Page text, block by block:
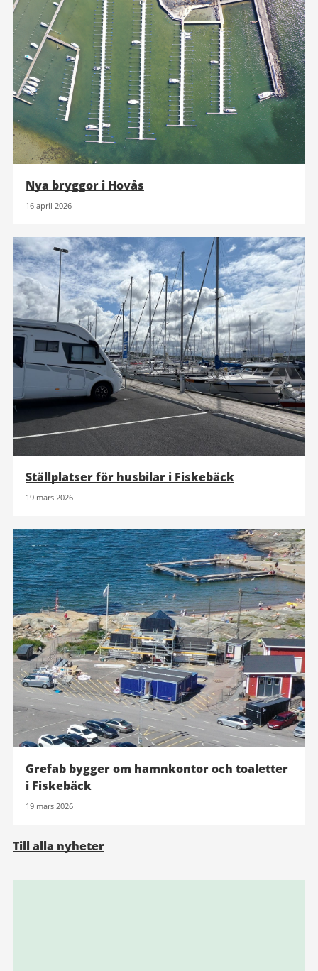
Nya bryggor i Hovås
16 april 2026
Ställplatser för husbilar i Fiskebäck
19 mars 2026
Grefab bygger om hamnkontor och toaletter
i Fiskebäck
19 mars 2026
Till alla nyheter